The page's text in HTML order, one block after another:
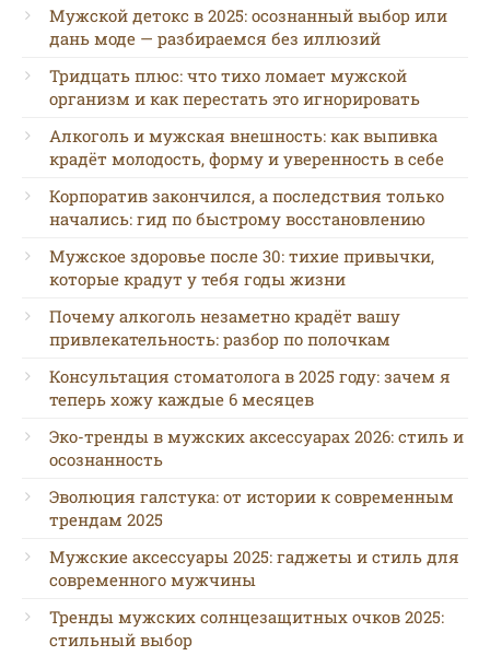
Мужской детокс в 2025: осознанный выбор или
дань моде — разбираемся без иллюзий
Тридцать плюс: что тихо ломает мужской
организм и как перестать это игнорировать
Алкоголь и мужская внешность: как выпивка
крадёт молодость, форму и уверенность в себе
Корпоратив закончился, а последствия только
начались: гид по быстрому восстановлению
Мужское здоровье после 30: тихие привычки,
которые крадут у тебя годы жизни
Почему алкоголь незаметно крадёт вашу
привлекательность: разбор по полочкам
Консультация стоматолога в 2025 году: зачем я
теперь хожу каждые 6 месяцев
Эко-тренды в мужских аксессуарах 2026: стиль и
осознанность
Эволюция галстука: от истории к современным
трендам 2025
Мужские аксессуары 2025: гаджеты и стиль для
современного мужчины
Тренды мужских солнцезащитных очков 2025:
стильный выбор